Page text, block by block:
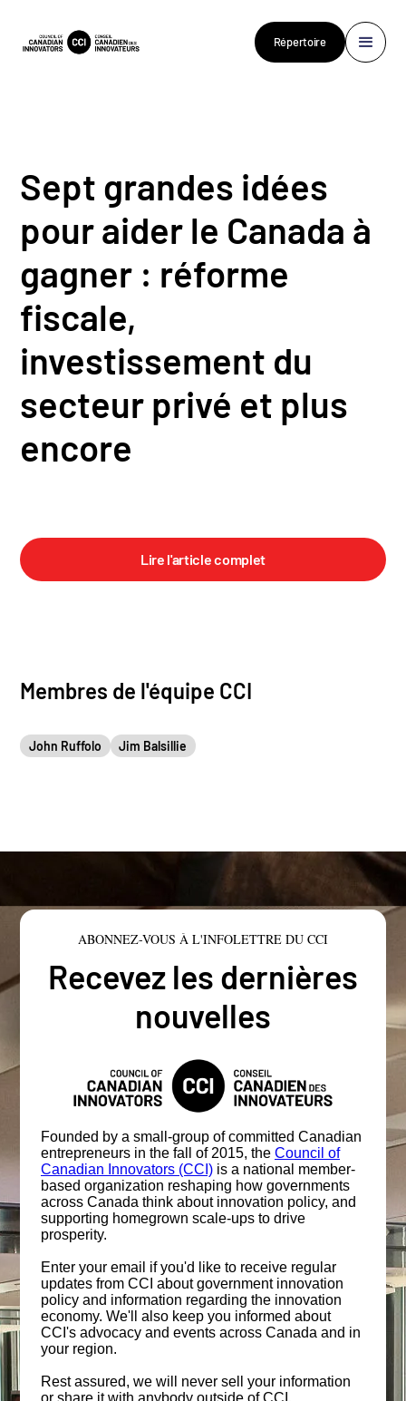
Répertoire
Sept grandes idées
pour aider le Canada à
gagner : réforme
fiscale,
investissement du
secteur privé et plus
encore
Lire l'article complet
Membres de l'équipe CCI
John Ruffolo Jim Balsillie
ABONNEZ-VOUS À L'INFOLETTRE DU CCI
Recevez les dernières
nouvelles